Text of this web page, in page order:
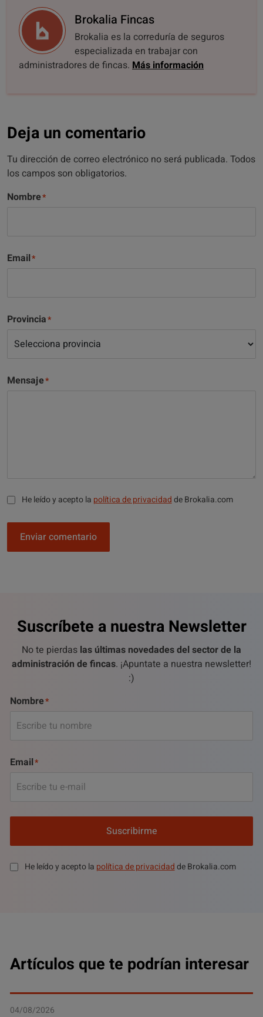
Brokalia Fincas
Brokalia es la correduría de seguros
especializada en trabajar con
administradores de fincas. Más información
Deja un comentario
Tu dirección de correo electrónico no será publicada. Todos
los campos son obligatorios.
Nombre
Email
Provincia
Mensaje
He leído y acepto la política de privacidadde Brokalia.com
Enviar comentario
Suscríbete a nuestra Newsletter
No te pierdas las últimas novedades del sector de la
administración de fincas. ¡Apuntate a nuestra newsletter!
:)
Nombre
Email
Suscribirme
He leído y acepto la política de privacidadde Brokalia.com
Artículos que te podrían interesar
04/08/2026